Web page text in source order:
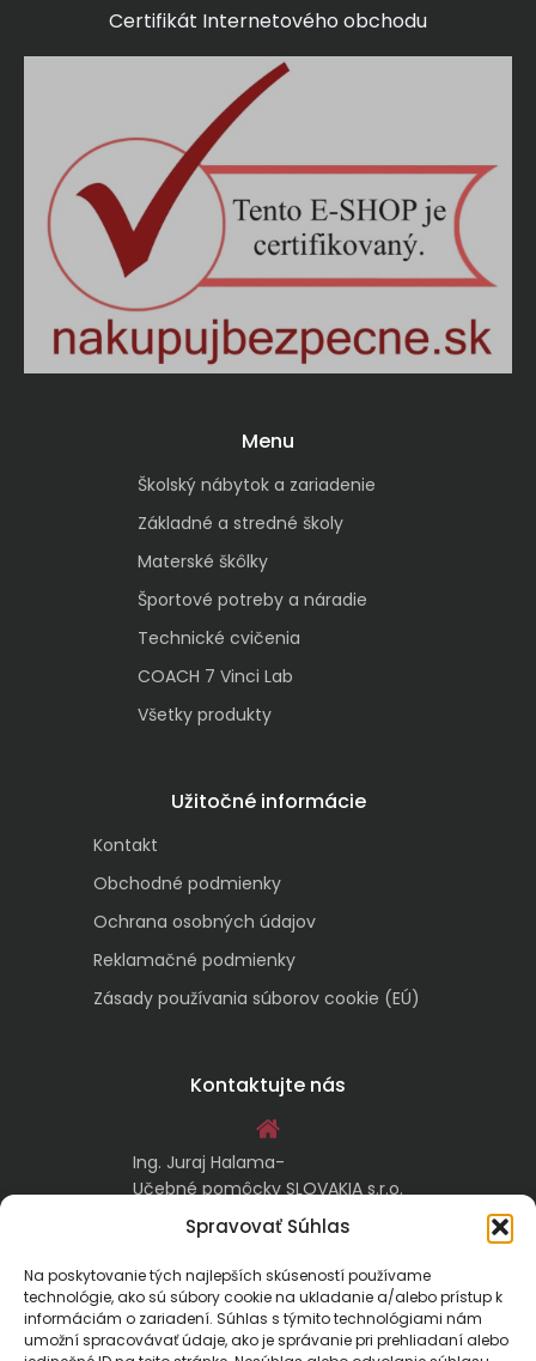
Spravovať Súhlas
Na poskytovanie tých najlepších skúseností používame
technológie, ako sú súbory cookie na ukladanie a/alebo prístup k
informáciám o zariadení. Súhlas s týmito technológiami nám
umožní spracovávať údaje, ako je správanie pri prehliadaní alebo
Certifikát Internetového obchodu
Menu
Školský nábytok a zariadenie
Základné a stredné školy
Materské škôlky
Športové potreby a náradie
Technické cvičenia
COACH 7 Vinci Lab
Všetky produkty
Užitočné informácie
Kontakt
Obchodné podmienky
Ochrana osobných údajov
Reklamačné podmienky
Zásady používania súborov cookie (EÚ)
Kontaktujte nás
Ing. Juraj Halama-
Učebné pomôcky SLOVAKIA s.r.o.
Malachovská 17/A
974 05 Banská Bystrica
kontakt@ucebnepomockyslovakia.sk